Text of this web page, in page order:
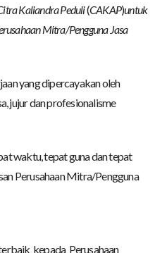
Kaliandra Peduli(CAKAP)untuk
Mitra/Pengguna Jasa
yang dipercayakan oleh
jujur dan profesionalisme
waktu, tepat guna dan tepat
Perusahaan Mitra/Pengguna
kepada Perusahaan